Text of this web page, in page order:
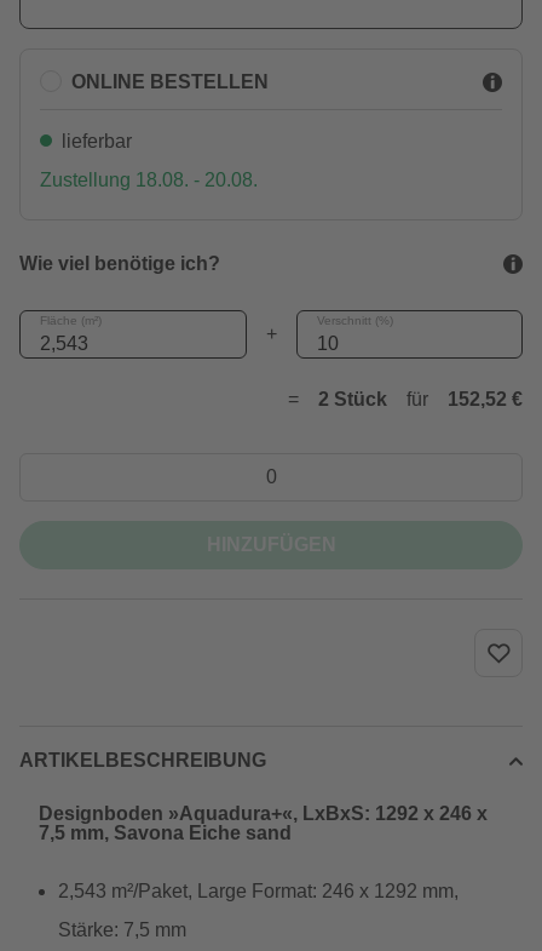
ONLINE BESTELLEN
lieferbar
Zustellung 18.08. - 20.08.
Wie viel benötige ich?
Fläche (m²)
+
Verschnitt (%)
= 2 Stück für 152,52 €
ARTIKELBESCHREIBUNG
Designboden »Aquadura+«, LxBxS: 1292 x 246 x
7,5 mm, Savona Eiche sand
2,543 m²/Paket, Large Format: 246 x 1292 mm,
Stärke: 7,5 mm